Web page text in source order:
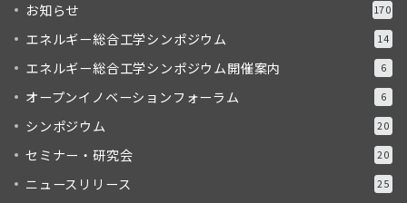
お知らせ 170
エネルギー総合工学シンポジウム 14
エネルギー総合工学シンポジウム開催案内 6
オープンイノベーションフォーラム 6
シンポジウム 20
セミナー・研究会 20
ニュースリリース 25